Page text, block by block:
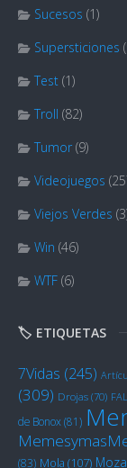
Sucesos (1)
Supersticiones
Test (1)
Troll (82)
Tumor (9)
Videojuegos
Viejos Verdes
Win (46)
WTF (6)
🏷️ ETIQUETAS
7Vidas (245)
(309) Drojas (70)
de Bonox(81)
(83) Mola (107)